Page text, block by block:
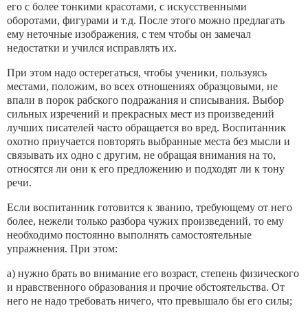
его с более тонкими красота­ми, с искусственными
оборотами, фигурами и т.д. После этого можно предлагать
ему неточные изоб­ражения, с тем чтобы он замечал
недостатки и учил­ся исправлять их.
При этом надо остерегаться, чтобы ученики, пользуясь
местами, положим, во всех отношениях образцовыми, не
впали в порок рабского подража­ния и списывания. Выбор
сильных изречений и пре­красных мест из произведений
лучших писателей ча­сто обращается во вред. Воспитанник
охотно при­учается повторять выбранные места без мысли и
связывать их одно с другим, не обращая внимания на то,
относятся ли они к его предложению и подходят ли к тону
речи.
Если воспитанник готовится к званию, требую­щему от него
более, нежели только разбора чужих произведений, то ему
необходимо постоянно выпол­нять самостоятельные
упражнения. При этом:
а) нужно брать во внимание его возраст, степень физического
и нравственного образования и прочие обстоятельства. От
него не надо требовать ничего, что превышало бы его силы;